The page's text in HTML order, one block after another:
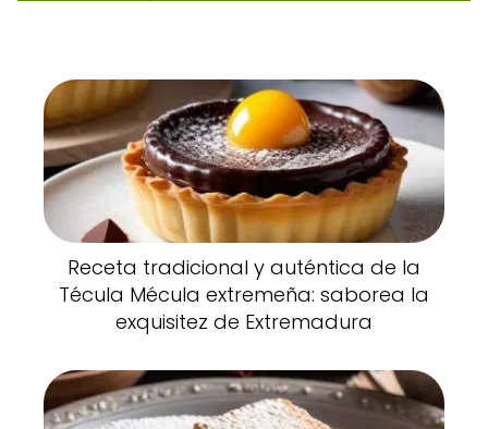
Receta tradicional y auténtica de la
Técula Mécula extremeña: saborea la
exquisitez de Extremadura